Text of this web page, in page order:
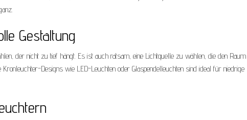
Gestaltung
der nicht zu tief hängt. Es ist auch ratsam, eine Lichtquelle zu wählen, die den Raum
Designs wie LED-Leuchten oder Glaspendelleuchten sind ideal für niedrige